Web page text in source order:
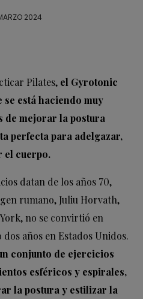
2024
Pilates, el Gyrotonic
se está haciendo muy
de mejorar la postura
perfecta para adelgazar,
el cuerpo.
datan de los años 70,
rumano, Juliu Horvath,
no se convirtió en
años en Estados Unidos.
conjunto de ejercicios
esféricos y espirales,
la postura y estilizar la